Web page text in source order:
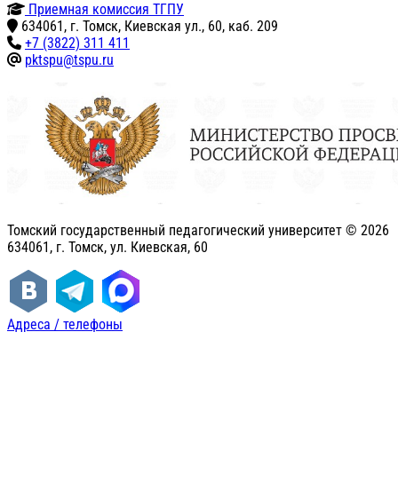
Приемная комиссия ТГПУ
634061, г. Томск, Киевская ул., 60, каб. 209
+7 (3822) 311 411
pktspu@tspu.ru
Томский государственный педагогический университет © 2026
634061, г. Томск, ул. Киевская, 60
Адреса / телефоны